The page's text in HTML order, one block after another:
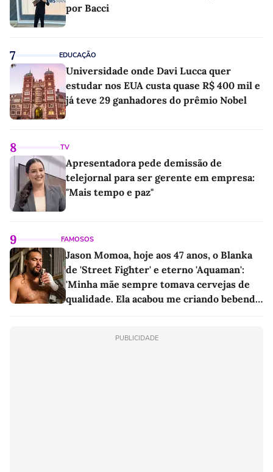
por Bacci
7 EDUCAÇÃO
Universidade onde Davi Lucca quer
estudar nos EUA custa quase R$ 400 mil e
já teve 29 ganhadores do prêmio Nobel
8 TV
Apresentadora pede demissão de
telejornal para ser gerente em empresa:
"Mais tempo e paz"
9 FAMOSOS
Jason Momoa, hoje aos 47 anos, o Blanka
de 'Street Fighter' e eterno 'Aquaman':
'Minha mãe sempre tomava cervejas de
qualidade. Ela acabou me criando bebendo
PUBLICIDADE